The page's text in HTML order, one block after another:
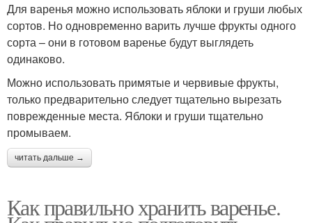
Для варенья можно использовать яблоки и груши любых
сортов. Но одновременно варить лучше фрукты одного
сорта – они в готовом варенье будут выглядеть
одинаково.
Можно использовать примятые и червивые фрукты,
только предварительно следует тщательно вырезать
поврежденные места. Яблоки и груши тщательно
промываем.
читать дальше →
Как правильно хранить варенье.